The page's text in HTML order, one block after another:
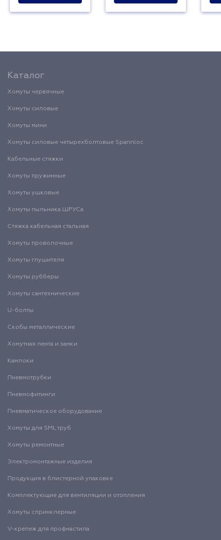
Каталог
Хомуты червячные
Хомуты силовые
Хомуты мини
Хомуты силовые четырехболтовые Spannloc
Кабельные стяжки
Хомуты пружинные
Хомуты ушковые
Хомуты пыльника ШРУСа
Стяжка кабельная стальная
Хомуты проволочные
Хомуты глушителя
Хомуты рубберы
Хомуты сантехнические
U-болты
Скобы металлические
Хомутная лента и замки
Камлоки
Пневмотрубки
Пневмофитинги
Пневматическое оборудование
Хомуты для SML труб
Хомуты ремонтные
Электромонтажные изделия
Продукция в блистерной упаковке
Комплектующие для вентиляции и отопления
Хомуты спринклерные
V-крепеж для профнастила